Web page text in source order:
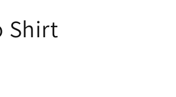
Shirt